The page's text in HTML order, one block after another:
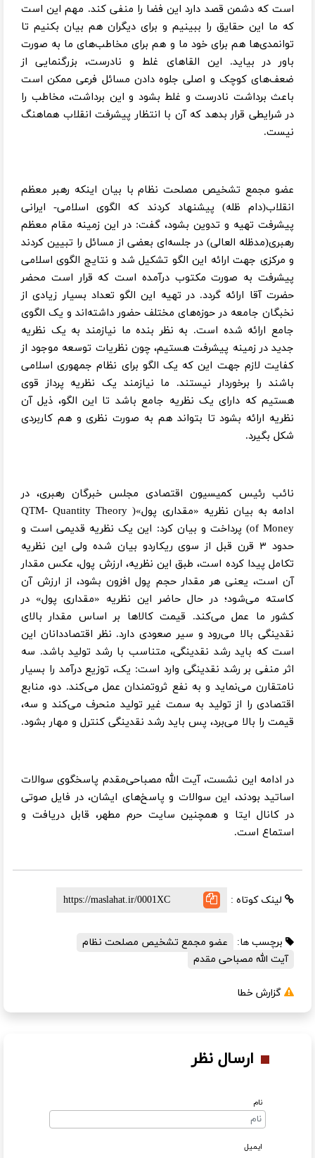
است که دشمن قصد دارد این فضا را منفی کند. مهم این است
که ما این حقایق را ببینیم و برای دیگران هم بیان بکنیم تا
توانمدی‌ها هم برای خود ما و هم برای مخاطب‌های ما به صورت
باور در بیاید. این القاهای غلط و نادرست، بزرگنمایی از
ضعف‌های کوچک و اصلی جلوه دادن مسائل فرعی ممکن است
باعث برداشت نادرست و غلط بشود و این برداشت، مخاطب را
در شرایطی قرار بدهد که آن با انتظار پیشرفت انقلاب هماهنگ
نیست.
عضو مجمع تشخیص مصلحت نظام با بیان اینکه رهبر معظم
انقلاب(دام ظله) پیشنهاد کردند که الگوی اسلامی- ایرانی
پیشرفت تهیه و تدوین بشود، گفت: در این زمینه مقام معظم
رهبری(مدظله العالی) در جلسه‌ای بعضی از مسائل را تبیین کردند
و مرکزی جهت ارائه این الگو تشکیل شد و نتایج الگوی اسلامی
پیشرفت به صورت مکتوب درآمده است که قرار است محضر
حضرت آقا ارائه گردد. در تهیه این الگو تعداد بسیار زیادی از
نخبگان جامعه در حوزه‌های مختلف حضور داشته‌اند و یک الگوی
جامع ارائه شده است. به نظر بنده ما نیازمند به یک نظریه
جدید در زمینه پیشرفت هستیم، چون نظریات توسعه موجود از
کفایت لازم جهت این که یک الگو برای نظام جمهوری اسلامی
باشند را برخوردار نیستند. ما نیازمند یک نظریه پرداز قوی
هستیم که دارای یک نظریه جامع باشد تا این الگو، ذیل آن
نظریه ارائه بشود تا بتواند هم به صورت نظری و هم کاربردی
شکل بگیرد.
نائب رئیس کمیسیون اقتصادی مجلس خبرگان رهبری، در
ادامه به بیان نظریه «مقداری پول»( QTM- Quantity Theory
of Money) پرداخت و بیان کرد: این یک نظریه قدیمی است و
حدود ۳ قرن قبل از سوی ریکاردو بیان شده ولی این نظریه
تکامل پیدا کرده است، طبق این نظریه، ارزش پول، عکس مقدار
آن است، یعنی هر مقدار حجم پول افزون بشود، از ارزش آن
کاسته می‌شود؛ در حال حاضر این نظریه «مقداری پول» در
کشور ما عمل می‌کند. قیمت کالا‌ها بر اساس مقدار بالای
نقدینگی بالا می‌رود و سیر صعودی دارد. نظر اقتصاددانان این
است که باید رشد نقدینگی، متناسب با رشد تولید باشد. سه
اثر منفی بر رشد نقدینگی وارد است: یک، توزیع درآمد را بسیار
نامتقارن می‌نماید و به نفع ثروتمندان عمل می‌کند. دو، منابع
اقتصادی را از تولید به سمت غیر تولید منحرف می‌کند و سه،
قیمت را بالا می‌برد، پس باید رشد نقدینگی کنترل و مهار بشود.
در ادامه این نشست، آیت الله مصباحی‌مقدم پاسخگوی سوالات
اساتید بودند، این سوالات و پاسخ‌های ایشان، در فایل صوتی
در کانال ایتا و همچنین سایت حرم مطهر، قابل دریافت و
استماع است.
لینک کوتاه :
برچسب ها:
عضو مجمع تشخیص مصلحت نظام
آیت الله مصباحی مقدم
گزارش خطا
ارسال نظر
نام
ایمیل